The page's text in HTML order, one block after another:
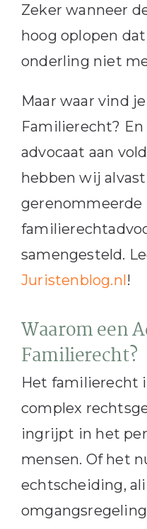
Zeker wanneer
hoog oplopen
onderling niet
Maar waar vind
Familierecht?
advocaat aan
hebben wij
gerenommeerde
samengesteld.
Juristenblog.nl!
Waarom een
Familierecht?
Het familierecht
complex
ingrijpt in het
mensen. Of het
echtscheiding,